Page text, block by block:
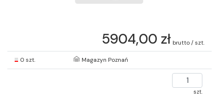
5904,00 zł brutto / szt.
0 szt. Magazyn Poznań
szt.